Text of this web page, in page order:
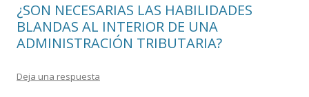
¿SON NECESARIAS LAS HABILIDADES
BLANDAS AL INTERIOR DE UNA
ADMINISTRACIÓN TRIBUTARIA?
Deja una respuesta